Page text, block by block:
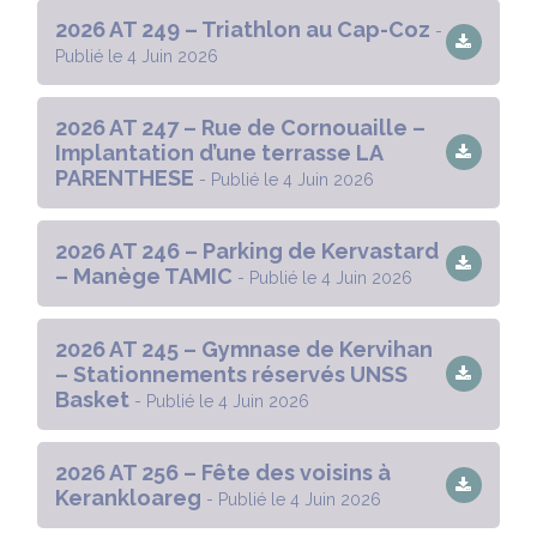
2026 AT 249 – Triathlon au Cap-Coz -
Publié le 4 Juin 2026
2026 AT 247 – Rue de Cornouaille –
Implantation d’une terrasse LA
PARENTHESE - Publié le 4 Juin 2026
2026 AT 246 – Parking de Kervastard
– Manège TAMIC - Publié le 4 Juin 2026
2026 AT 245 – Gymnase de Kervihan
– Stationnements réservés UNSS
Basket - Publié le 4 Juin 2026
2026 AT 256 – Fête des voisins à
Kerankloareg - Publié le 4 Juin 2026